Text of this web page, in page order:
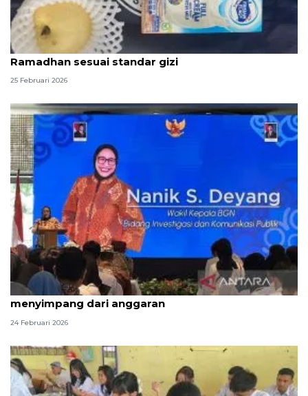
SPPG Polda Kepri pastikan menu MBG selama
Ramadhan sesuai standar gizi
25 Februari 2026
BGN tanggapi menu MBG Ramadhan yang
menyimpang dari anggaran
24 Februari 2026